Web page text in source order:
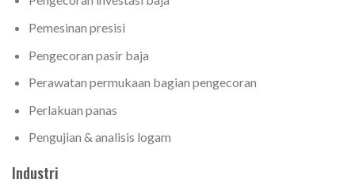
Pemesinan presisi
Pengecoran pasir baja
Perawatan permukaan bagian pengecoran
Perlakuan panas
Pengujian & analisis logam
Industri